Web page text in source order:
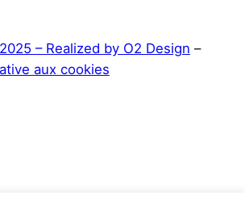
– Realized by O2 Design –
aux cookies